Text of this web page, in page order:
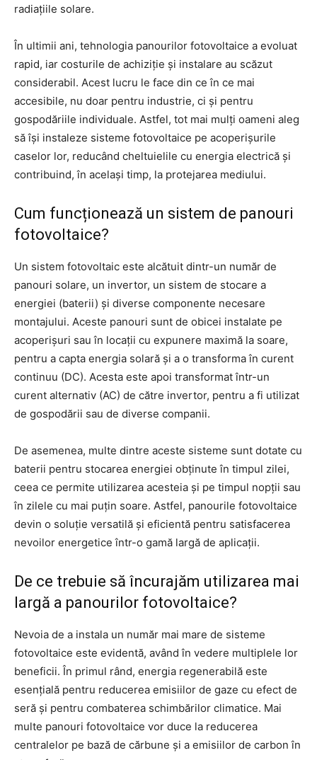
radiațiile solare.
În ultimii ani, tehnologia panourilor fotovoltaice a evoluat
rapid, iar costurile de achiziție și instalare au scăzut
considerabil. Acest lucru le face din ce în ce mai
accesibile, nu doar pentru industrie, ci și pentru
gospodăriile individuale. Astfel, tot mai mulți oameni aleg
să își instaleze sisteme fotovoltaice pe acoperișurile
caselor lor, reducând cheltuielile cu energia electrică și
contribuind, în același timp, la protejarea mediului.
Cum funcționează un sistem de panouri
fotovoltaice?
Un sistem fotovoltaic este alcătuit dintr-un număr de
panouri solare, un invertor, un sistem de stocare a
energiei (baterii) și diverse componente necesare
montajului. Aceste panouri sunt de obicei instalate pe
acoperișuri sau în locații cu expunere maximă la soare,
pentru a capta energia solară și a o transforma în curent
continuu (DC). Acesta este apoi transformat într-un
curent alternativ (AC) de către invertor, pentru a fi utilizat
de gospodării sau de diverse companii.
De asemenea, multe dintre aceste sisteme sunt dotate cu
baterii pentru stocarea energiei obținute în timpul zilei,
ceea ce permite utilizarea acesteia și pe timpul nopții sau
în zilele cu mai puțin soare. Astfel, panourile fotovoltaice
devin o soluție versatilă și eficientă pentru satisfacerea
nevoilor energetice într-o gamă largă de aplicații.
De ce trebuie să încurajăm utilizarea mai
largă a panourilor fotovoltaice?
Nevoia de a instala un număr mai mare de sisteme
fotovoltaice este evidentă, având în vedere multiplele lor
beneficii. În primul rând, energia regenerabilă este
esențială pentru reducerea emisiilor de gaze cu efect de
seră și pentru combaterea schimbărilor climatice. Mai
multe panouri fotovoltaice vor duce la reducerea
centralelor pe bază de cărbune și a emisiilor de carbon în